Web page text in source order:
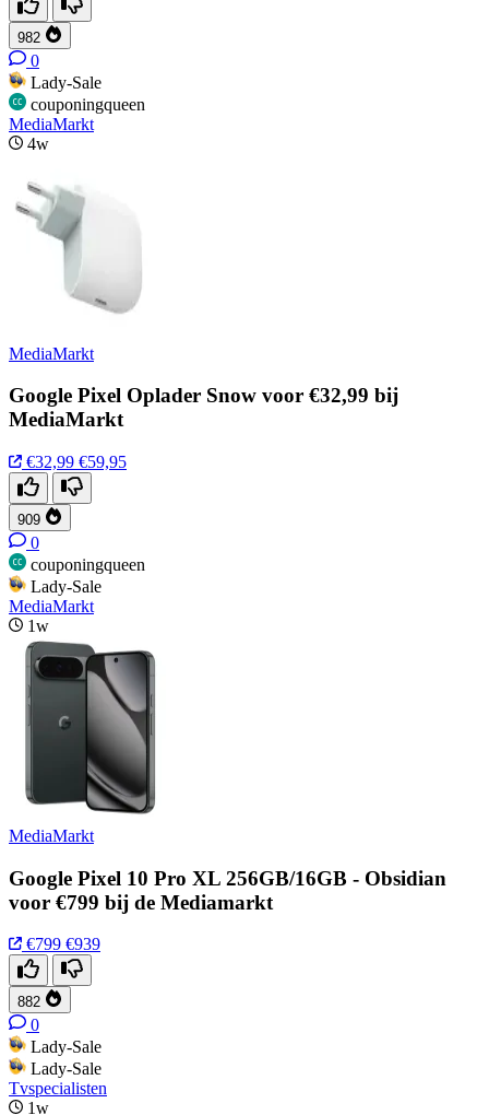
982
0
Lady-Sale
couponingqueen
MediaMarkt
4w
MediaMarkt
Google Pixel Oplader Snow voor €32,99 bij
MediaMarkt
€32,99 €59,95
909
0
couponingqueen
Lady-Sale
MediaMarkt
1w
MediaMarkt
Google Pixel 10 Pro XL 256GB/16GB - Obsidian
voor €799 bij de Mediamarkt
€799 €939
882
0
Lady-Sale
Lady-Sale
Tvspecialisten
1w